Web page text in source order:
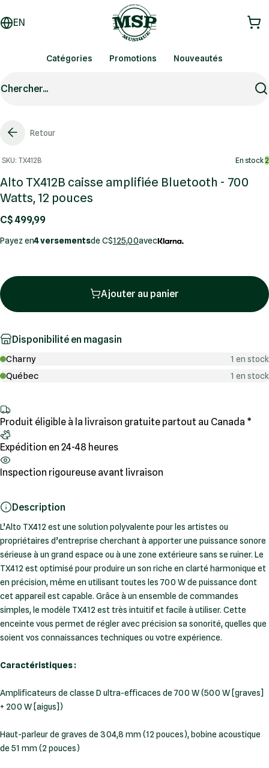
EN
Catégories Promotions Nouveautés
Chercher...
Retour
SKU: TX412B En stock2
Alto TX412B caisse amplifiée Bluetooth - 700
Watts, 12 pouces
C$ 499,99
Payez en4 versementsde C$125,00avec
Ajouter au panier
Disponibilité en magasin
Charny 1 en stock
Québec 1 en stock
Produit éligible à la livraison gratuite partout au Canada *
Expédition en 24-48 heures
Inspection rigoureuse avant livraison
Description
L’Alto TX412 est une solution polyvalente pour les artistes ou
propriétaires d’entreprise cherchant à apporter une puissance sonore
sérieuse à un grand espace ou à une zone extérieure sans se ruiner. Le
TX412 est optimisé pour produire un son riche en clarté harmonique et
en précision, même en utilisant toutes les 700 W de puissance dont
cet appareil est capable. Grâce à un ensemble de commandes
simples, le modèle TX412 est très intuitif et facile à utiliser. Cette
enceinte vous permet de régler avec précision sa sonorité, quelles que
soient vos connaissances techniques ou votre expérience.
Caractéristiques :
Amplificateurs de classe D ultra-efficaces de 700 W (500 W [graves]
+ 200 W [aigus])
Haut-parleur de graves de 304,8 mm (12 pouces), bobine acoustique
de 51 mm (2 pouces)